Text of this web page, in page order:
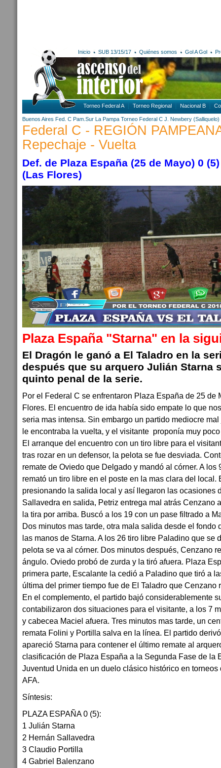
Inicio SUB 13/15/17 Quiénes somos Gol A Gol
Torneo Federal A Torneo Regional Nacional B
Buenos Aires Fed. C Pam.Sur La Pampa Torneo Federal C J. Newbery (Salliquelo)
Federal C - REGIÓN
Repechaje - Vuelta
Def. de Plaza España (25 de Mayo) 0
(Las Flores)
Plaza España "Starna" en la
El Dragón le ganó a El Taladro en la
después que su arquero Julián Starna
quinto penal de la serie.
Por el Federal C se enfrentaron Plaza España de 25 de
Flores. El encuentro de ida había sido empate lo que
seria mas intensa. Sin embargo un partido mediocre
le encontraba la vuelta, y el visitante proponía muy
El arranque del encuentro con un tiro libre para el
tras rozar en un defensor, la pelota se fue desviada.
remate de Oviedo que Delgado y mandó al córner. A los
remató un tiro libre en el poste en la mas clara del local.
presionando la salida local y así llegaron las ocasiones
Sallavedra en salida, Petriz entrega mal atrás Cenzano
la tira por arriba. Buscó a los 19 con un pase filtrado a
Dos minutos mas tarde, otra mala salida desde el fondo
las manos de Starna. A los 26 tiro libre Paladino que se
pelota se va al córner. Dos minutos después, Cenzano
ángulo. Oviedo probó de zurda y la tiró afuera. Plaza
primera parte, Escalante la cedió a Paladino que tiró a
última del primer tiempo fue de El Taladro que Cenzano
En el complemento, el partido bajó considerablemente
contabilizaron dos situaciones para el visitante, a los 7
y cabecea Maciel afuera. Tres minutos mas tarde, un
remata Folini y Portilla salva en la línea. El partido
apareció Starna para contener el último remate al
clasificación de Plaza España a la Segunda Fase de la
Juventud Unida en un duelo clásico histórico en
AFA.
Síntesis:
PLAZA ESPAÑA 0 (5):
1 Julián Starna
2 Hernán Sallavedra
3 Claudio Portilla
4 Gabriel Balenzano